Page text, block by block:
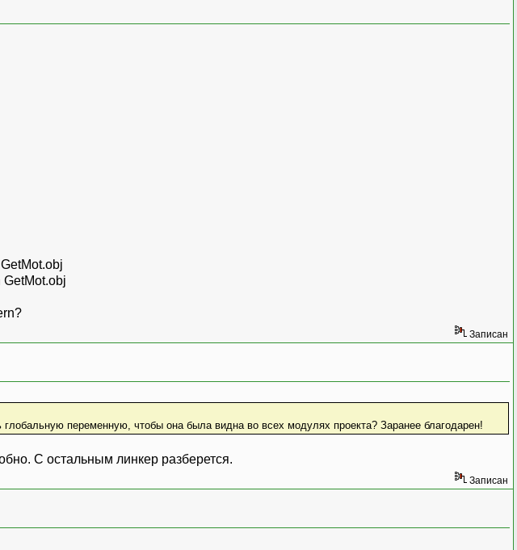
Записан
переменную, чтобы она была видна во всех модулях проекта? Заранее благодарен!
С остальным линкер разберется.
Записан